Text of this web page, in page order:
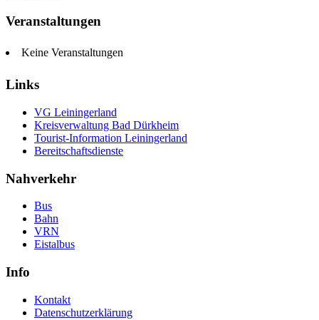
Veranstaltungen
Keine Veranstaltungen
Links
VG Leiningerland
Kreisverwaltung Bad Dürkheim
Tourist-Information Leiningerland
Bereitschaftsdienste
Nahverkehr
Bus
Bahn
VRN
Eistalbus
Info
Kontakt
Datenschutzerklärung